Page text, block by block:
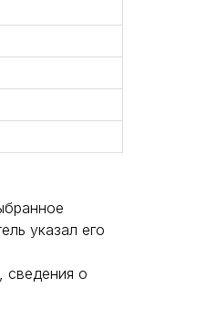
указал его
сведения о